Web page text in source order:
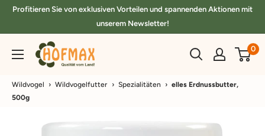
DirektProfitieren Sie von exklusiven Vorteilen und spannenden Aktionen mit
unserem Newsletter!
hofmax.de 0
Wildvogel › Wildvogelfutter › Spezialitäten › elles Erdnussbutter,
500g